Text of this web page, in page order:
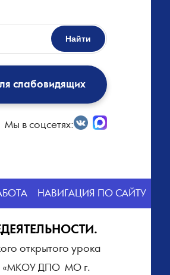
Найти
слабовидящих
Мы в соцсетях:
НАВИГАЦИЯ ПО САЙТУ
открытого урока
«МКОУ ДПО МО г.